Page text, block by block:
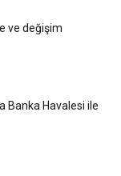
ve değişim
Banka Havalesi ile